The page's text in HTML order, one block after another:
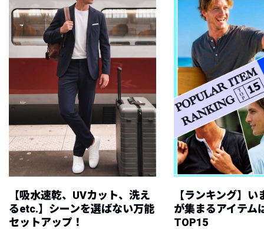
【吸水速乾、UVカット、洗え
るetc.】シーンを選ばない万能
セットアップ！
【ランキング】
が集まるアイテム
TOP15